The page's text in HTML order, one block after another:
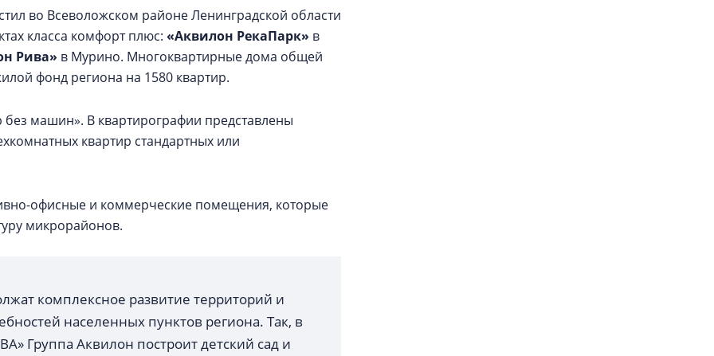
во Всеволожском районе Ленинградской области
класса комфорт плюс: «Аквилон РекаПарк» в
Рива» в Мурино. Многоквартирные дома общей
фонд региона на 1580 квартир.
машин». В квартирографии представлены
квартир стандартных или
офисные и коммерческие помещения, которые
микрорайонов.
комплексное развитие территорий и
населенных пунктов региона. Так, в
Группа Аквилон построит детский сад и